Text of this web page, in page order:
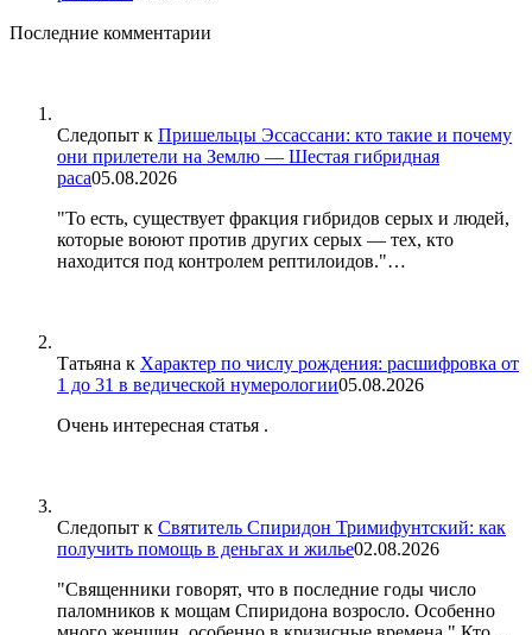
Последние комментарии
Следопыт к Пришельцы Эссассани: кто такие и почему
они прилетели на Землю — Шестая гибридная
раса05.08.2026
"То есть, существует фракция гибридов серых и людей,
которые воюют против других серых — тех, кто
находится под контролем рептилоидов."…
Татьяна к Характер по числу рождения: расшифровка от
1 до 31 в ведической нумерологии05.08.2026
Очень интересная статья .
Следопыт к Святитель Спиридон Тримифунтский: как
получить помощь в деньгах и жилье02.08.2026
"Священники говорят, что в последние годы число
паломников к мощам Спиридона возросло. Особенно